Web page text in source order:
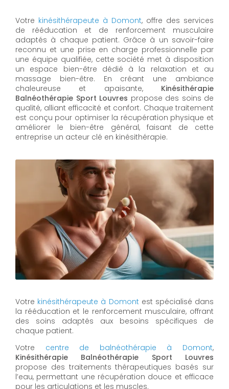
Votre kinésithérapeute à Domont, offre des services
de rééducation et de renforcement musculaire
adaptés à chaque patient. Grâce à un savoir-faire
reconnu et une prise en charge professionnelle par
une équipe qualifiée, cette société met à disposition
un espace bien-être dédié à la relaxation et au
massage bien-être. En créant une ambiance
chaleureuse et apaisante, Kinésithérapie
Balnéothérapie Sport Louvres propose des soins de
qualité, alliant efficacité et confort. Chaque traitement
est conçu pour optimiser la récupération physique et
améliorer le bien-être général, faisant de cette
entreprise un acteur clé en kinésithérapie.
Votre kinésithérapeute à Domont est spécialisé dans
la rééducation et le renforcement musculaire, offrant
des soins adaptés aux besoins spécifiques de
chaque patient.
Votre centre de balnéothérapie à Domont,
Kinésithérapie Balnéothérapie Sport Louvres
propose des traitements thérapeutiques basés sur
l’eau, permettant une récupération douce et efficace
pour les articulations et les muscles.